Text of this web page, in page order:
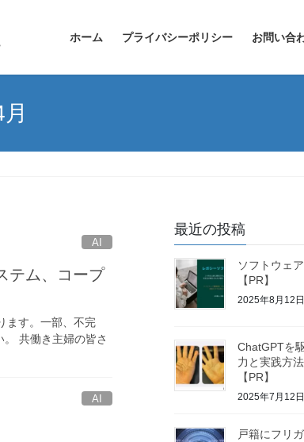
ホーム プライバシーポリシー お問い合
AI
テム、コープ
ます。一部、不完
共働き主婦の皆さ
AI
最近の投稿
ソフトウェ
【PR】
2025年8月12日
ChatGPTを
力と実践方
【PR】
2025年7月12日
戸籍にフリ